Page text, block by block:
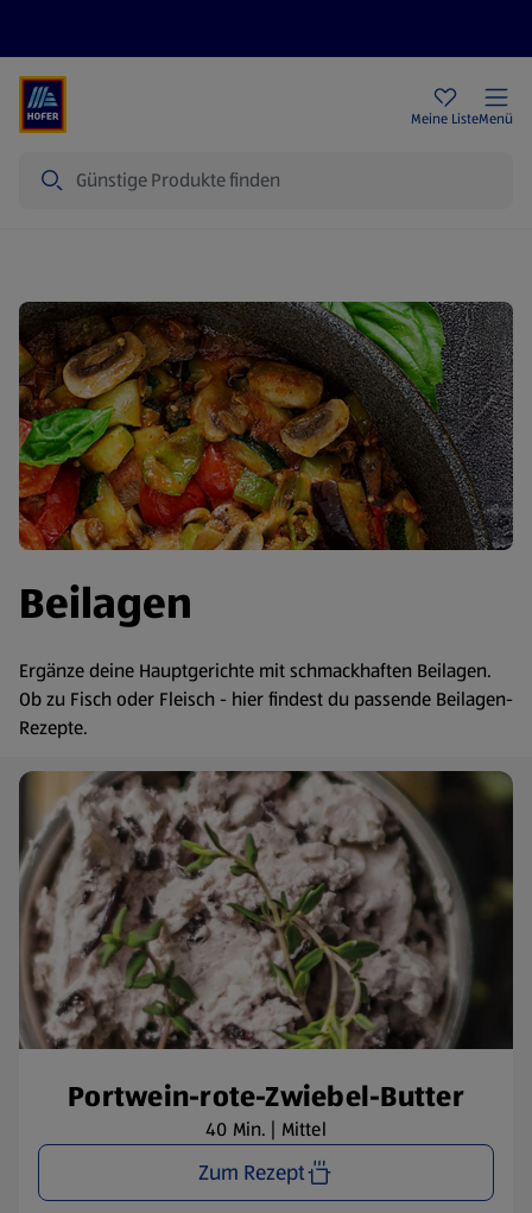
Meine ListeMenü
Beilagen
Ergänze deine Hauptgerichte mit schmackhaften Beilagen.
Ob zu Fisch oder Fleisch - hier findest du passende Beilagen-
Rezepte.
Portwein-rote-Zwiebel-Butter
40 Min. | Mittel
Zum Rezept